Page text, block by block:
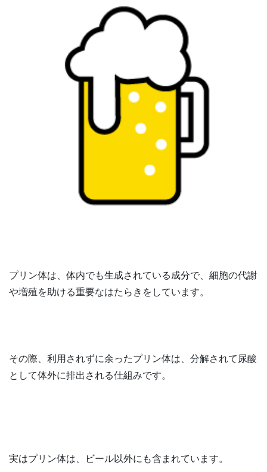
プリン体は、体内でも生成されている成分で、細胞の代謝
や増殖を助ける重要なはたらきをしています。
その際、利用されずに余ったプリン体は、分解されて尿酸
として体外に排出される仕組みです。
実はプリン体は、ビール以外にも含まれています。